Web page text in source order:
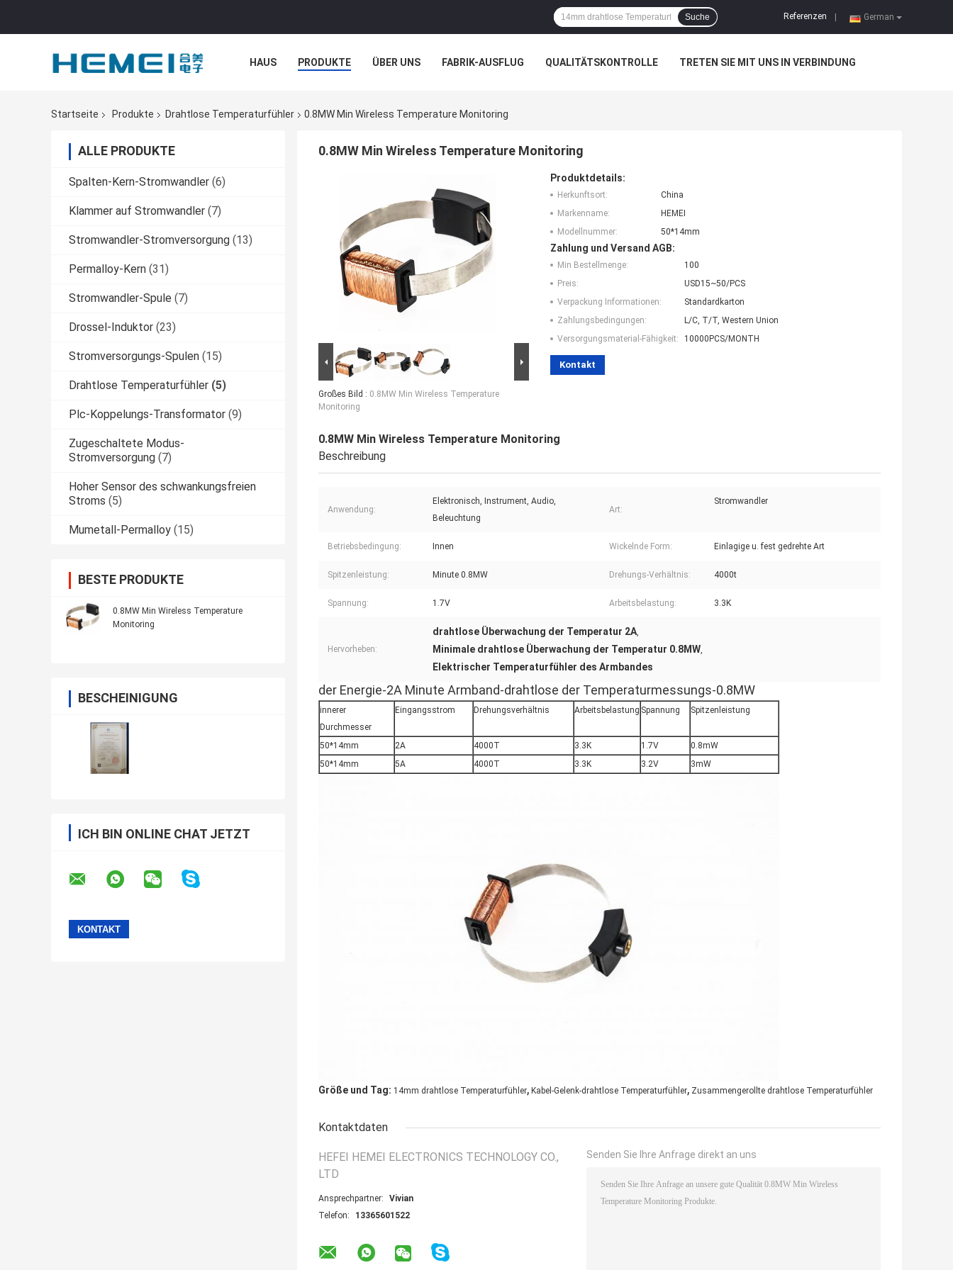
German
Referenzen
Suche
HAUS PRODUKTE ÜBER UNS FABRIK-AUSFLUG QUALITÄTSKONTROLLE TRETEN SIE MIT UNS IN VERBINDUNG
Startseite
Produkte Drahtlose Temperaturfühler 0.8MW Min Wireless Temperature Monitoring
ALLE PRODUKTE
Spalten-Kern-Stromwandler (6)
Klammer auf Stromwandler (7)
Stromwandler-Stromversorgung (13)
Permalloy-Kern (31)
Stromwandler-Spule (7)
Drossel-Induktor (23)
Stromversorgungs-Spulen (15)
Drahtlose Temperaturfühler (5)
Plc-Koppelungs-Transformator (9)
Zugeschaltete Modus-
Stromversorgung (7)
Hoher Sensor des schwankungsfreien
Stroms (5)
Mumetall-Permalloy (15)
BESTE PRODUKTE
0.8MW Min Wireless Temperature
Monitoring
BESCHEINIGUNG
ICH BIN ONLINE CHAT JETZT
0.8MW Min Wireless Temperature Monitoring
Großes Bild : 0.8MW Min Wireless Temperature
Monitoring
Produktdetails:
Herkunftsort:
China
Markenname:
HEMEI
Modellnummer:
50*14mm
Zahlung und Versand AGB:
Min Bestellmenge:
100
Preis:
USD15~50/PCS
Verpackung Informationen:
Standardkarton
Zahlungsbedingungen:
L/C, T/T, Western Union
Versorgungsmaterial-Fähigkeit:
10000PCS/MONTH
Kontakt
0.8MW Min Wireless Temperature Monitoring
Beschreibung
Anwendung:
Elektronisch, Instrument, Audio,
Beleuchtung
Art:
Stromwandler
Betriebsbedingung: Innen Wickelnde Form: Einlagige u. fest gedrehte Art
Spitzenleistung: Minute 0.8MW Drehungs-Verhältnis: 4000t
Spannung: 1.7V Arbeitsbelastung: 3.3K
Hervorheben:
drahtlose Überwachung der Temperatur 2A,
Minimale drahtlose Überwachung der Temperatur 0.8MW,
Elektrischer Temperaturfühler des Armbandes
der Energie-2A Minute Armband-drahtlose der Temperaturmessungs-0.8MW
innerer
Durchmesser
Eingangsstrom Drehungsverhältnis Arbeitsbelastung Spannung Spitzenleistung
50*14mm 2A 4000T 3.3K 1.7V
0.8mW
50*14mm
5A 4000T 3.3K 3.2V 3mW
Größe und Tag: 14mm drahtlose Temperaturfühler, Kabel-Gelenk-drahtlose Temperaturfühler, Zusammengerollte drahtlose Temperaturfühler
Kontaktdaten
HEFEI HEMEI ELECTRONICS TECHNOLOGY CO.,
LTD
Ansprechpartner:
Vivian
Telefon:
13365601522
Senden Sie Ihre Anfrage direkt an uns